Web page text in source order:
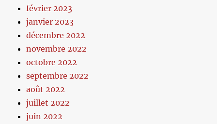
février 2023
janvier 2023
décembre 2022
novembre 2022
octobre 2022
septembre 2022
août 2022
juillet 2022
juin 2022